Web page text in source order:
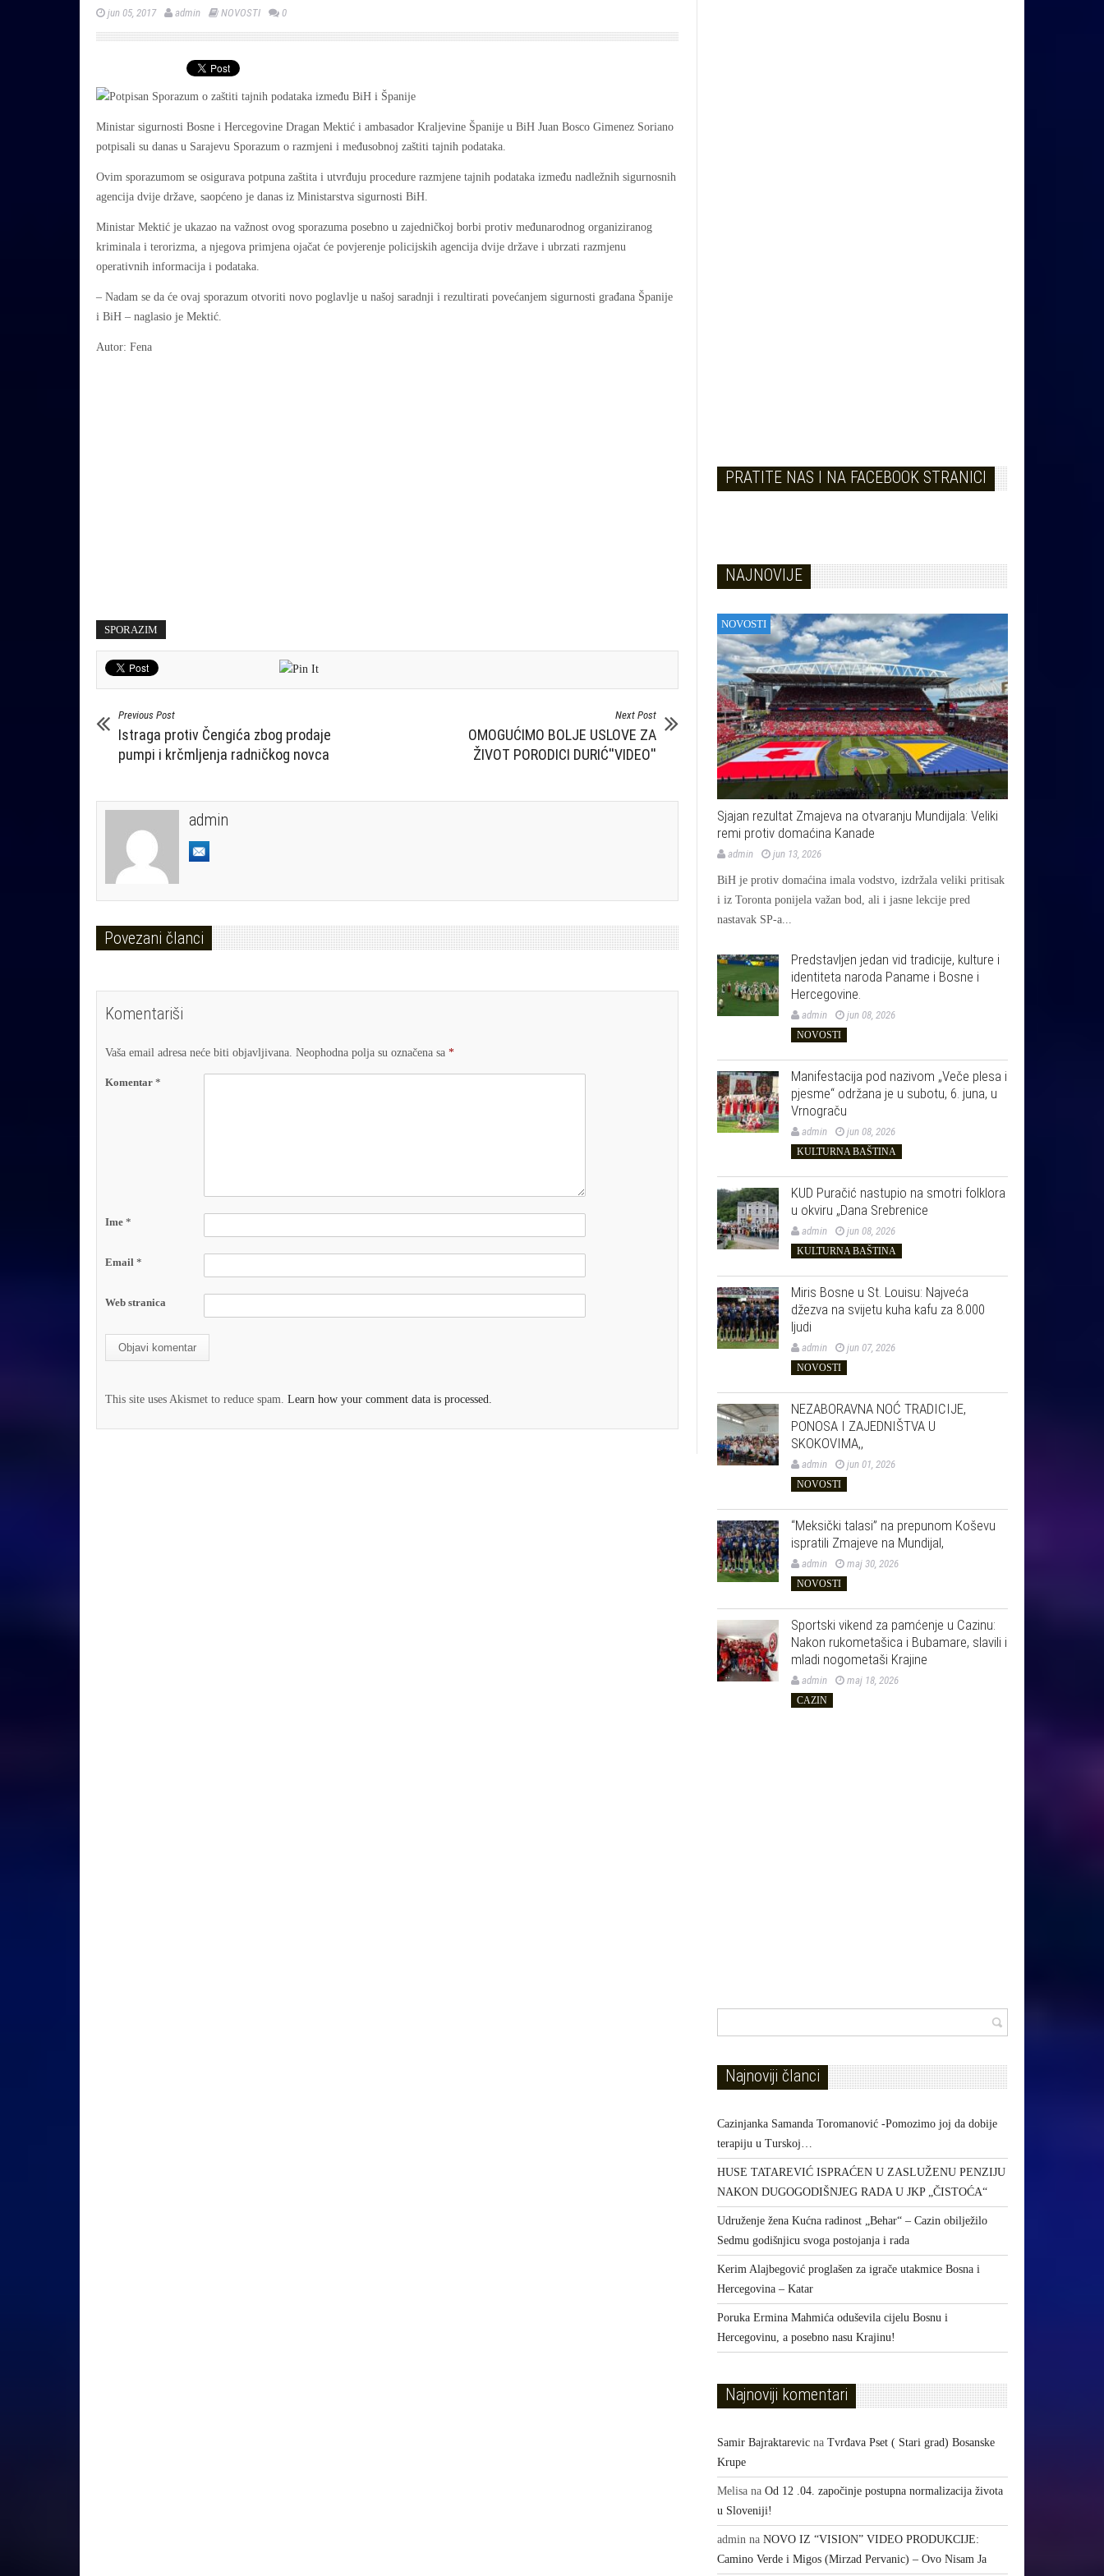
jun 05, 2017 admin NOVOSTI 0
Ministar sigurnosti Bosne i Hercegovine Dragan Mektić i ambasador Kraljevine Španije u BiH Juan Bosco Gimenez Soriano
potpisali su danas u Sarajevu Sporazum o razmjeni i međusobnoj zaštiti tajnih podataka.
Ovim sporazumom se osigurava potpuna zaštita i utvrđuju procedure razmjene tajnih podataka između nadležnih sigurnosnih
agencija dvije države, saopćeno je danas iz Ministarstva sigurnosti BiH.
Ministar Mektić je ukazao na važnost ovog sporazuma posebno u zajedničkoj borbi protiv međunarodnog organiziranog
kriminala i terorizma, a njegova primjena ojačat će povjerenje policijskih agencija dvije države i ubrzati razmjenu
operativnih informacija i podataka.
– Nadam se da će ovaj sporazum otvoriti novo poglavlje u našoj saradnji i rezultirati povećanjem sigurnosti građana Španije
i BiH – naglasio je Mektić.
Autor: Fena
SPORAZIM
Previous Post
Istraga protiv Čengića zbog prodaje
pumpi i krčmljenja radničkog novca
Next Post
OMOGUĆIMO BOLJE USLOVE ZA
ŽIVOT PORODICI DURIĆ''VIDEO''
admin
Povezani članci
Komentariši
Vaša email adresa neće biti objavljivana. Neophodna polja su označena sa *
Komentar *
Ime *
Email *
Web stranica
This site uses Akismet to reduce spam. Learn how your comment data is processed.
PRATITE NAS I NA FACEBOOK STRANICI
NAJNOVIJE
NOVOSTI
Sjajan rezultat Zmajeva na otvaranju Mundijala: Veliki
remi protiv domaćina Kanade
admin jun 13, 2026
BiH je protiv domaćina imala vodstvo, izdržala veliki pritisak
i iz Toronta ponijela važan bod, ali i jasne lekcije pred
nastavak SP-a...
Predstavljen jedan vid tradicije, kulture i
identiteta naroda Paname i Bosne i
Hercegovine.
admin jun 08, 2026
NOVOSTI
Manifestacija pod nazivom „Veče plesa i
pjesme“ održana je u subotu, 6. juna, u
Vrnograču
admin jun 08, 2026
KULTURNA BAŠTINA
KUD Puračić nastupio na smotri folklora
u okviru „Dana Srebrenice
admin jun 08, 2026
KULTURNA BAŠTINA
Miris Bosne u St. Louisu: Najveća
džezva na svijetu kuha kafu za 8.000
ljudi
admin jun 07, 2026
NOVOSTI
NEZABORAVNA NOĆ TRADICIJE,
PONOSA I ZAJEDNIŠTVA U
SKOKOVIMA,,
admin jun 01, 2026
NOVOSTI
“Meksički talasi” na prepunom Koševu
ispratili Zmajeve na Mundijal,
admin maj 30, 2026
NOVOSTI
Sportski vikend za pamćenje u Cazinu:
Nakon rukometašica i Bubamare, slavili i
mladi nogometaši Krajine
admin maj 18, 2026
CAZIN
Najnoviji članci
Cazinjanka Samanda Toromanović -Pomozimo joj da dobije
terapiju u Turskoj…
HUSE TATAREVIĆ ISPRAĆEN U ZASLUŽENU PENZIJU
NAKON DUGOGODIŠNJEG RADA U JKP „ČISTOĆA“
Udruženje žena Kućna radinost „Behar“ – Cazin obilježilo
Sedmu godišnjicu svoga postojanja i rada
Kerim Alajbegović proglašen za igrače utakmice Bosna i
Hercegovina – Katar
Poruka Ermina Mahmića oduševila cijelu Bosnu i
Hercegovinu, a posebno nasu Krajinu!
Najnoviji komentari
Samir Bajraktarevicna Tvrđava Pset ( Stari grad) Bosanske
Krupe
Melisana Od 12 .04. započinje postupna normalizacija života
u Sloveniji!
adminna NOVO IZ “VISION” VIDEO PRODUKCIJE:
Camino Verde i Migos (Mirzad Pervanic) – Ovo Nisam Ja